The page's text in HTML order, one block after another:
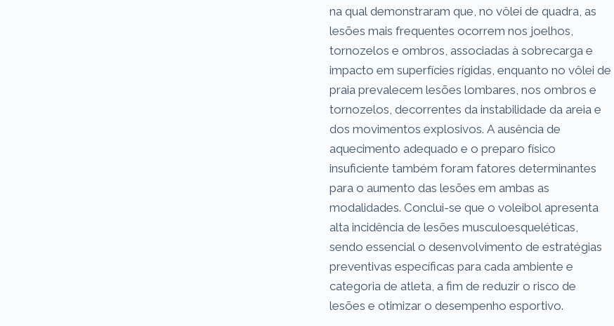
na qual demonstraram que, no vôlei de quadra, as
lesões mais frequentes ocorrem nos joelhos,
tornozelos e ombros, associadas à sobrecarga e
impacto em superfícies rígidas, enquanto no vôlei de
praia prevalecem lesões lombares, nos ombros e
tornozelos, decorrentes da instabilidade da areia e
dos movimentos explosivos. A ausência de
aquecimento adequado e o preparo físico
insuficiente também foram fatores determinantes
para o aumento das lesões em ambas as
modalidades. Conclui-se que o voleibol apresenta
alta incidência de lesões musculoesqueléticas,
sendo essencial o desenvolvimento de estratégias
preventivas específicas para cada ambiente e
categoria de atleta, a fim de reduzir o risco de
lesões e otimizar o desempenho esportivo.